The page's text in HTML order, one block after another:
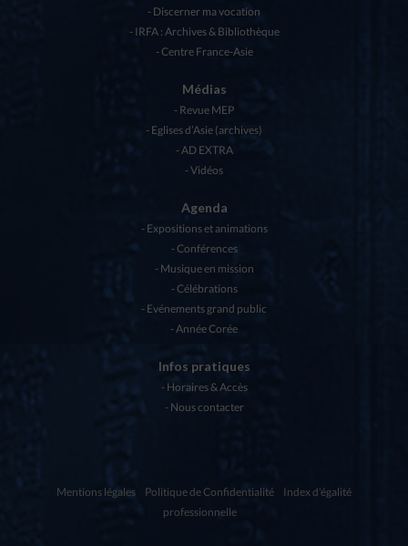
Discerner ma vocation
IRFA : Archives & Bibliothèque
Centre France-Asie
Médias
Revue MEP
Eglises d’Asie (archives)
AD EXTRA
Vidéos
Agenda
Expositions et animations
Conférences
Musique en mission
Célébrations
Evénements grand public
Année Corée
Infos pratiques
Horaires & Accès
Nous contacter
Mentions légales Politique de Confidentialité
Index d'égalité
professionnelle